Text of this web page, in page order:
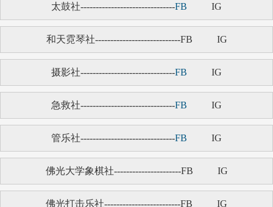
太鼓社-------------------------------FB IG
和天霓琴社----------------------------FB IG
摄影社-------------------------------FB IG
急救社-------------------------------FB IG
管乐社-------------------------------FB IG
佛光大学象棋社----------------------FB IG
佛光打击乐社-------------------------FB IG